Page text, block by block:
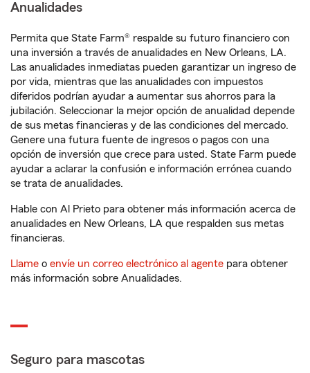
Anualidades
Permita que State Farm® respalde su futuro financiero con
una inversión a través de anualidades en New Orleans, LA.
Las anualidades inmediatas pueden garantizar un ingreso de
por vida, mientras que las anualidades con impuestos
diferidos podrían ayudar a aumentar sus ahorros para la
jubilación. Seleccionar la mejor opción de anualidad depende
de sus metas financieras y de las condiciones del mercado.
Genere una futura fuente de ingresos o pagos con una
opción de inversión que crece para usted. State Farm puede
ayudar a aclarar la confusión e información errónea cuando
se trata de anualidades.
Hable con Al Prieto para obtener más información acerca de
anualidades en New Orleans, LA que respalden sus metas
financieras.
Llame o envíe un correo electrónico al agente para obtener
más información sobre Anualidades.
Seguro para mascotas